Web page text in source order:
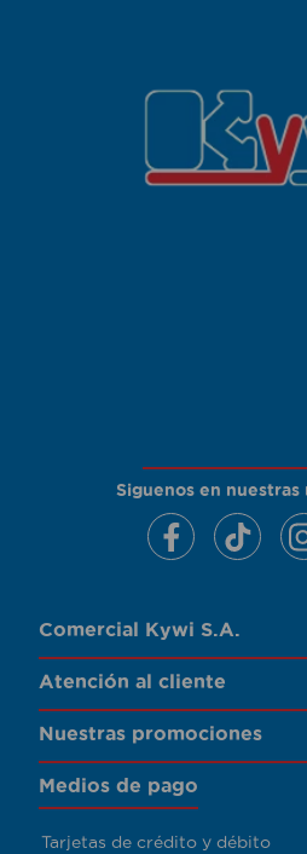
Siguenos en nuestras
Comercial Kywi S.A.
Atención al cliente
Nuestras promociones
Medios de pago
Tarjetas de crédito y débito